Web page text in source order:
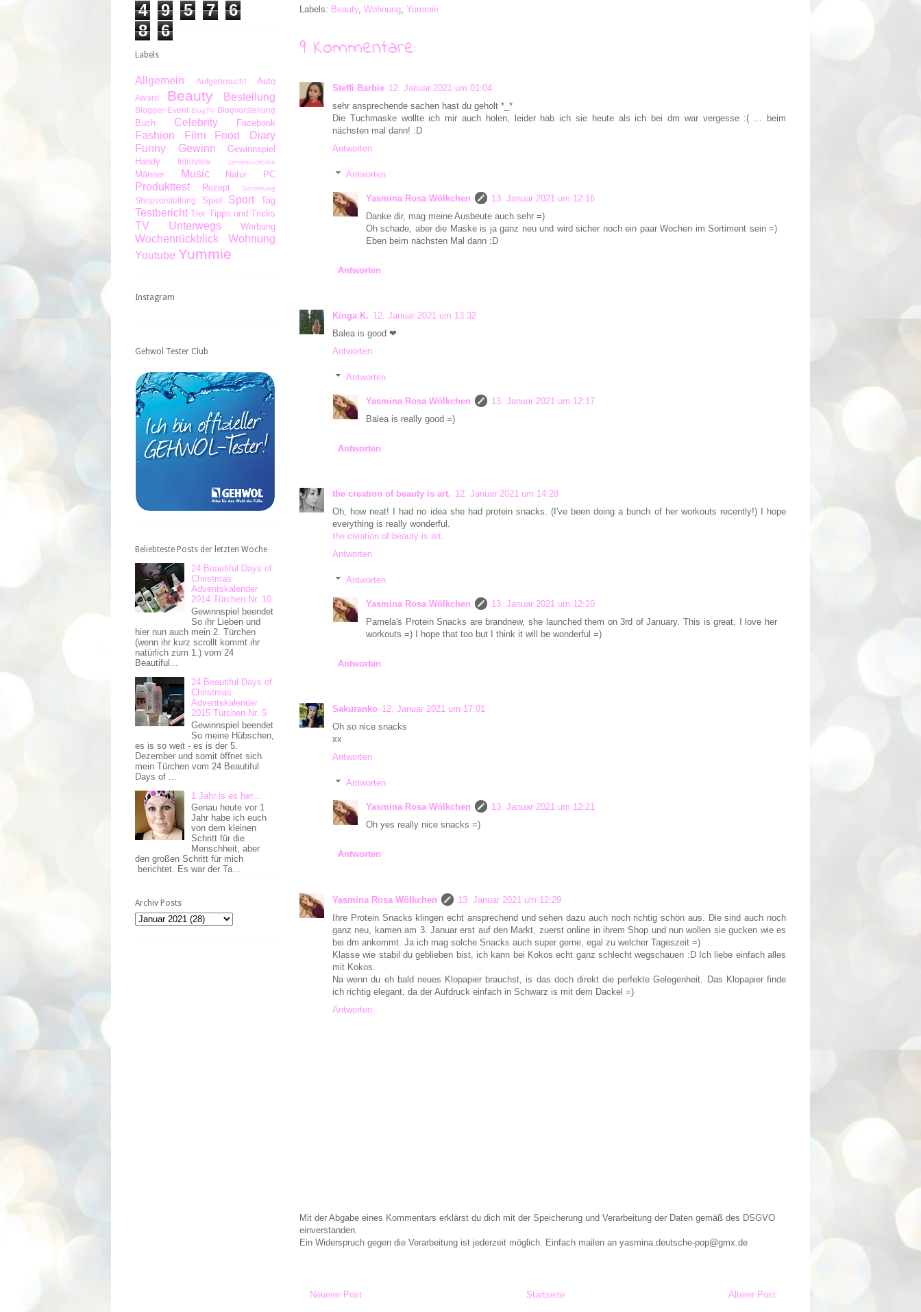
Labels: Beauty, Wohnung Yummie
9 Kommentare:
Steffi Barbie 12. Januar 2021 um 01:04
sehr ansprechende sachen hast du geholt *_*
Die Tuchmaske wollte ich mir auch holen, leider hab ich sie heute als ich bei dm war vergesse :( ... beim
nächsten mal dann! :D
Antworten
Antworten
Yasmina Rosa Wölkchen
13. Januar 2021 um 12:16
Danke dir, mag meine Ausbeute auch sehr =)
Oh schade, aber die Maske is ja ganz neu und wird sicher noch ein paar Wochen im Sortiment sein =)
Eben beim nächsten Mal dann :D
Antworten
Kinga K. 12. Januar 2021 um 13:32
Balea is good ❤
Antworten
Antworten
Yasmina Rosa Wölkchen
13. Januar 2021 um 12:17
Balea is really good =)
Antworten
the creation of beauty is art. 12. Januar 2021 um 14:28
Oh, how neat! I had no idea she had protein snacks. (I've been doing a bunch of her workouts recently!) I hope
everything is really wonderful.
the creation of beauty is art.
Antworten
Antworten
Yasmina Rosa Wölkchen
13. Januar 2021 um 12:20
Pamela's Protein Snacks are brandnew, she launched them on 3rd of January. This is great, I love her
workouts =) I hope that too but I think it will be wonderful =)
Antworten
Sakuranko 12. Januar 2021 um 17:01
Oh so nice snacks
xx
Antworten
Antworten
Yasmina Rosa Wölkchen
13. Januar 2021 um 12:21
Oh yes really nice snacks =)
Antworten
Yasmina Rosa Wölkchen
13. Januar 2021 um 12:29
Ihre Protein Snacks klingen echt ansprechend und sehen dazu auch noch richtig schön aus. Die sind auch noch
ganz neu, kamen am 3. Januar erst auf den Markt, zuerst online in ihrem Shop und nun wollen sie gucken wie es
bei dm ankommt. Ja ich mag solche Snacks auch super gerne, egal zu welcher Tageszeit =)
Klasse wie stabil du geblieben bist, ich kann bei Kokos echt ganz schlecht wegschauen :D Ich liebe einfach alles
mit Kokos.
Na wenn du eh bald neues Klopapier brauchst, is das doch direkt die perfekte Gelegenheit. Das Klopapier finde
ich richtig elegant, da der Aufdruck einfach in Schwarz is mit dem Dackel =)
Antworten
Mit der Abgabe eines Kommentars erklärst du dich mit der Speicherung und Verarbeitung der Daten gemäß des DSGVO
einverstanden.
Ein Widerspruch gegen die Verarbeitung ist jederzeit möglich. Einfach mailen an yasmina.deutsche-pop@gmx.de
Neuerer Post Älterer Post
Startseite
4 9 5 7
6
8
6
Labels
Allgemein Aufgebraucht Auto
Award Beauty Bestellung
Blogger-Event BlogTV Blogvorstellung
Buch Celebrity Facebook
Fashion Film
Food Diary
Funny
Gewinn
Gewinnspiel
Handy
Interview Jahresrückblick
Männer Music Natur PC
Produkttest Rezept Sammlung
Shopvorstellung Spiel Sport Tag
Testbericht Tier Tipps und Tricks
TV Unterwegs Werbung
Wochenrückblick
Wohnung
Youtube Yummie
Instagram
Gehwol Tester Club
Beliebteste Posts der letzten Woche
24 Beautiful Days of
Christmas
Adventskalender
2014 Türchen Nr. 10
Gewinnspiel beendet
So ihr Lieben und
hier nun auch mein 2. Türchen
(wenn ihr kurz scrollt kommt ihr
natürlich zum 1.) vom 24
Beautiful...
24 Beautiful Days of
Christmas
Adventskalender
2015 Türchen Nr. 5
Gewinnspiel beendet
So meine Hübschen,
es is so weit - es is der 5.
Dezember und somit öffnet sich
mein Türchen vom 24 Beautiful
Days of ...
1 Jahr is es her...
Genau heute vor 1
Jahr habe ich euch
von dem kleinen
Schritt für die
Menschheit, aber
den großen Schritt für mich
berichtet. Es war der Ta...
Archiv Posts